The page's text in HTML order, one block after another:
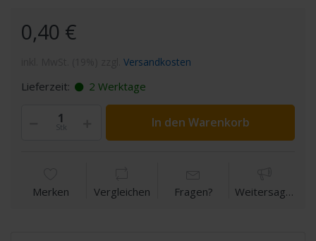
0,40 €
Versandkosten
Lieferzeit: 2 Werktage
Stk In den Warenkorb
Merken Vergleichen Fragen? Weitersagen